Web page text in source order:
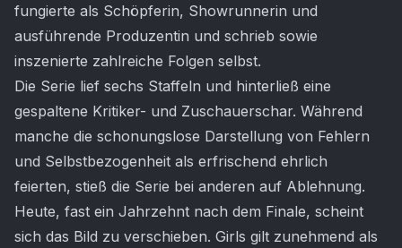
fungierte als Schöpferin, Showrunnerin und
ausführende Produzentin und schrieb sowie
inszenierte zahlreiche Folgen selbst.
Die Serie lief sechs Staffeln und hinterließ eine
gespaltene Kritiker- und Zuschauerschar. Während
manche die schonungslose Darstellung von Fehlern
und Selbstbezogenheit als erfrischend ehrlich
feierten, stieß die Serie bei anderen auf Ablehnung.
Heute, fast ein Jahrzehnt nach dem Finale, scheint
sich das Bild zu verschieben. Girls gilt zunehmend als